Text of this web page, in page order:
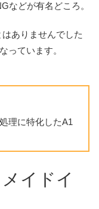
などが有名どころ。
ありませんでした
っています。
理に特化したA1
メイドイ